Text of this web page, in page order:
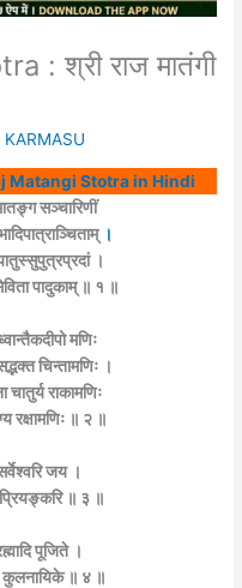
: श्री राज मातंगी
KARMASU
Raj Matangi Stotra in Hindi
सञ्चारिणीं
।
।
पादुकाम् ॥ १ ॥
मणिः
चिन्तामणिः ।
राकामणिः
रक्षामणिः ॥ २ ॥
जय ।
॥ ३ ॥
पूजिते ।
कुलनायिके ॥ ४ ॥